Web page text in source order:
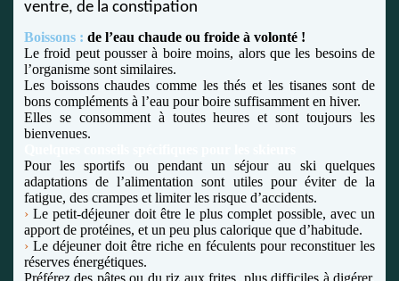
ventre, de la constipation
Boissons : de l’eau chaude ou froide à volonté !
Le froid peut pousser à boire moins, alors que les besoins de
l’organisme sont similaires.
Les boissons chaudes comme les thés et les tisanes sont de
bons compléments à l’eau pour boire suffisamment en hiver.
Elles se consomment à toutes heures et sont toujours les
bienvenues.
Pour les sportifs ou pendant un séjour au ski quelques
adaptations de l’alimentation sont utiles pour éviter de la
fatigue, des crampes et limiter les risque d’accidents.
›Le petit-déjeuner doit être le plus complet possible, avec un
apport de protéines, et un peu plus calorique que d’habitude.
› Le déjeuner doit être riche en féculents pour reconstituer les
réserves énergétiques.
Préférez des pâtes ou du riz aux frites, plus difficiles à digérer.